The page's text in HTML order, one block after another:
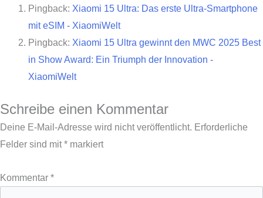
Pingback: Xiaomi 15 Ultra: Das erste Ultra-Smartphone
mit eSIM - XiaomiWelt
Pingback: Xiaomi 15 Ultra gewinnt den MWC 2025 Best
in Show Award: Ein Triumph der Innovation -
XiaomiWelt
Schreibe einen Kommentar
Deine E-Mail-Adresse wird nicht veröffentlicht. Erforderliche
Felder sind mit* markiert
Kommentar *